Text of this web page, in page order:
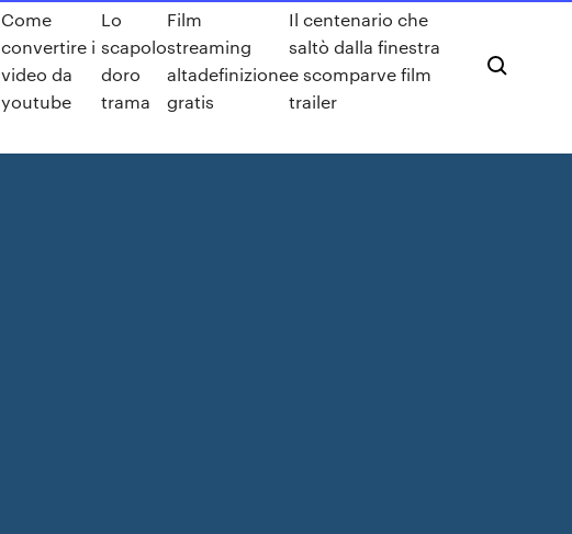
Come
convertire i
video da
youtube
Lo
scapolo
doro
trama
Film
streaming
altadefinizione
gratis
Il centenario che
saltò dalla finestra
e scomparve film
trailer